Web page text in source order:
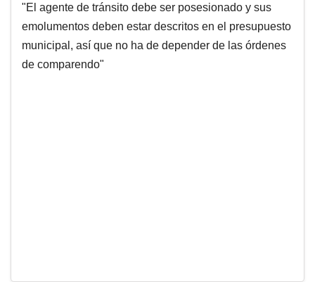
"El agente de tránsito debe ser posesionado y sus
emolumentos deben estar descritos en el presupuesto
municipal, así que no ha de depender de las órdenes
de comparendo"